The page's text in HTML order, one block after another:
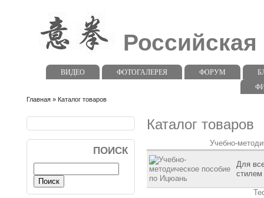
ВИДЕО ФОТОГАЛЕРЕЯ ФОРУМ
Главная » Каталог товаров
Каталог товаров
Учебно-
Для
стилем
ПОИСК